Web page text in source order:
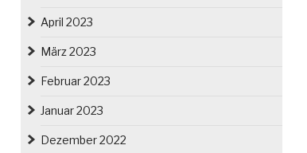
April 2023
März 2023
Februar 2023
Januar 2023
Dezember 2022